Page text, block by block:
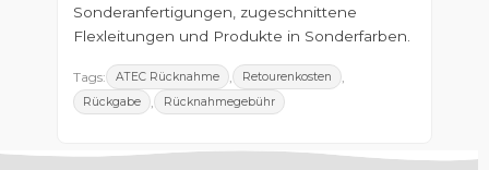
Sonderanfertigungen, zugeschnittene
Flexleitungen und Produkte in Sonderfarben.
Tags: ATEC Rücknahme , Retourenkosten ,
Rückgabe , Rücknahmegebühr